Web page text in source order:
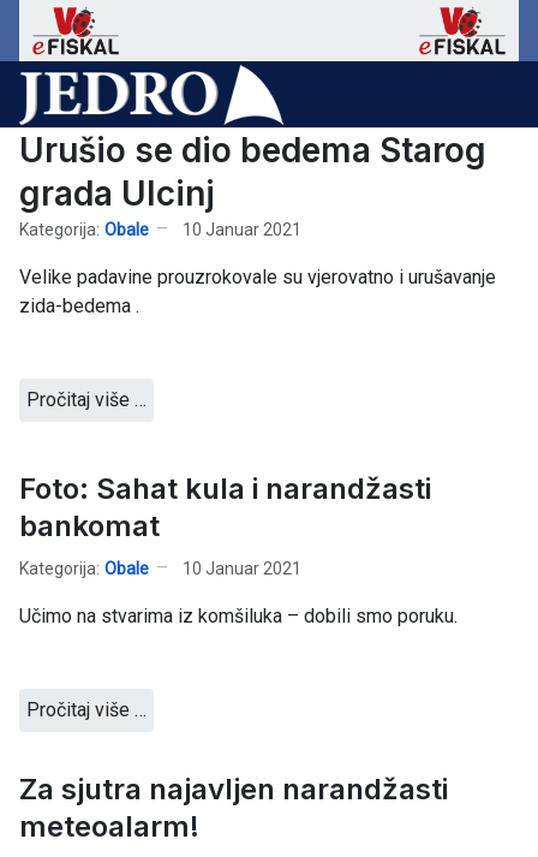
Urušio se dio bedema Starog
grada Ulcinj
Kategorija: Obale 10 Januar 2021
Velike padavine prouzrokovale su vjerovatno i urušavanje
zida-bedema .
Pročitaj više …
Foto: Sahat kula i narandžasti
bankomat
Kategorija: Obale 10 Januar 2021
Učimo na stvarima iz komšiluka – dobili smo poruku.
Pročitaj više …
Za sjutra najavljen narandžasti
meteoalarm!